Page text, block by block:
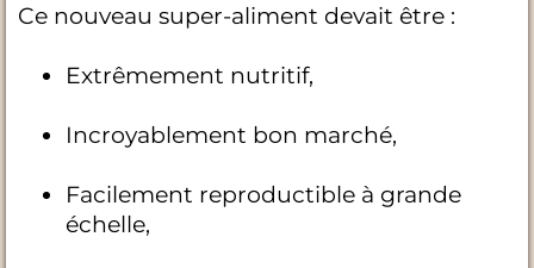
Ce nouveau super-aliment devait être :
Extrêmement nutritif,
Incroyablement bon marché,
Facilement reproductible à grande
échelle,